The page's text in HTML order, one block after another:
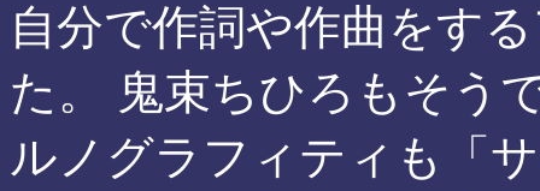
自分で作詞や作曲をす
た。 鬼束ちひろもそう
ルノグラフィティも「